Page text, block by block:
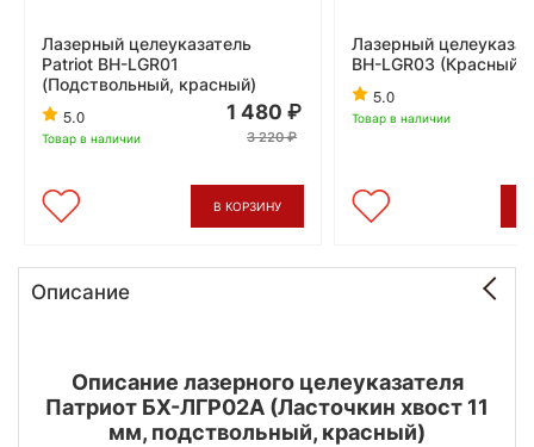
Лазерный целеуказатель
Patriot BH-LGR01
(Подствольный, красный)
5.0
Товар в наличии
1 480
3 220
В КОРЗИНУ
Лазерный
BH-LGR03 (Красный)
5.0
Товар в наличии
Описание
Описание лазерного целеуказателя
Патриот БХ-ЛГР02А (Ласточкин хвост 11
мм, подствольный, красный)